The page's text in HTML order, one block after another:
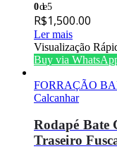
0de 5
R$1,500.00
Ler mais
Visualização
Buy via
FORRAÇÃO
Calcanhar
Rodapé Bate
Traseiro